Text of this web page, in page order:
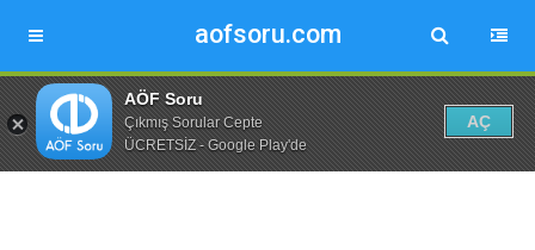
aofsoru.com
AÖF Soru
Çıkmış Sorular Cepte
ÜCRETSİZ - Google Play'de
AÇ